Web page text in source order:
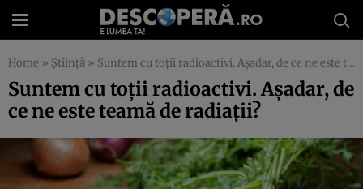
Home » Știință » Suntem cu toții radioactivi. Așadar, de ce ne este teamă de radiații?
Suntem cu toții radioactivi. Așadar, de
ce ne este teamă de radiații?